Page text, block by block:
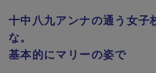
十中八九アンナの通う女子
な。
基本的にマリーの姿で